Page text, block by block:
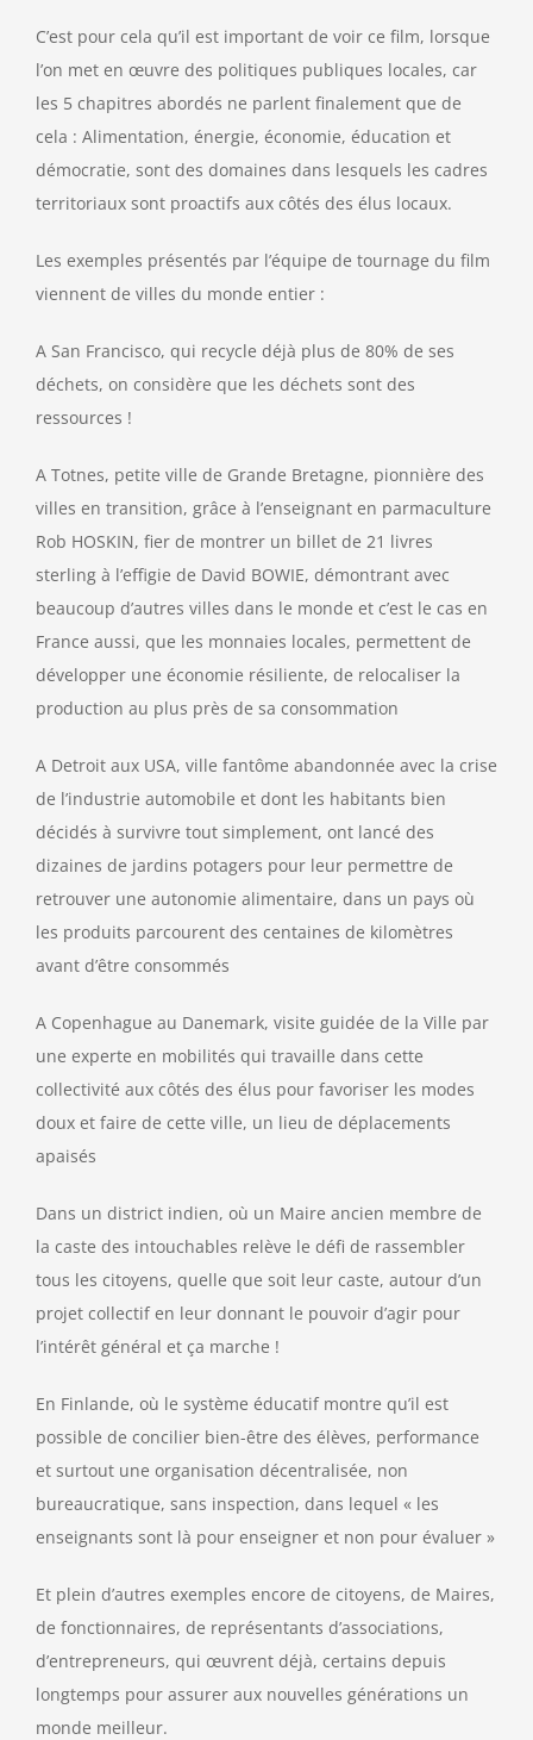
C’est pour cela qu’il est important de voir ce film, lorsque
l’on met en œuvre des politiques publiques locales, car
les 5 chapitres abordés ne parlent finalement que de
cela : Alimentation, énergie, économie, éducation et
démocratie, sont des domaines dans lesquels les cadres
territoriaux sont proactifs aux côtés des élus locaux.
Les exemples présentés par l’équipe de tournage du film
viennent de villes du monde entier :
A San Francisco, qui recycle déjà plus de 80% de ses
déchets, on considère que les déchets sont des
ressources !
A Totnes, petite ville de Grande Bretagne, pionnière des
villes en transition, grâce à l’enseignant en parmaculture
Rob HOSKIN, fier de montrer un billet de 21 livres
sterling à l’effigie de David BOWIE, démontrant avec
beaucoup d’autres villes dans le monde et c’est le cas en
France aussi, que les monnaies locales, permettent de
développer une économie résiliente, de relocaliser la
production au plus près de sa consommation
A Detroit aux USA, ville fantôme abandonnée avec la crise
de l’industrie automobile et dont les habitants bien
décidés à survivre tout simplement, ont lancé des
dizaines de jardins potagers pour leur permettre de
retrouver une autonomie alimentaire, dans un pays où
les produits parcourent des centaines de kilomètres
avant d’être consommés
A Copenhague au Danemark, visite guidée de la Ville par
une experte en mobilités qui travaille dans cette
collectivité aux côtés des élus pour favoriser les modes
doux et faire de cette ville, un lieu de déplacements
apaisés
Dans un district indien, où un Maire ancien membre de
la caste des intouchables relève le défi de rassembler
tous les citoyens, quelle que soit leur caste, autour d’un
projet collectif en leur donnant le pouvoir d’agir pour
l’intérêt général et ça marche !
En Finlande, où le système éducatif montre qu’il est
possible de concilier bien-être des élèves, performance
et surtout une organisation décentralisée, non
bureaucratique, sans inspection, dans lequel « les
enseignants sont là pour enseigner et non pour évaluer »
Et plein d’autres exemples encore de citoyens, de Maires,
de fonctionnaires, de représentants d’associations,
d’entrepreneurs, qui œuvrent déjà, certains depuis
longtemps pour assurer aux nouvelles générations un
monde meilleur.